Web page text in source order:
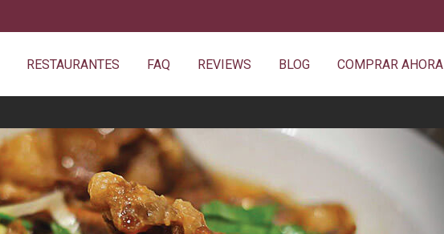
RESTAURANTES FAQ REVIEWS BLOG COMPRAR AHORA